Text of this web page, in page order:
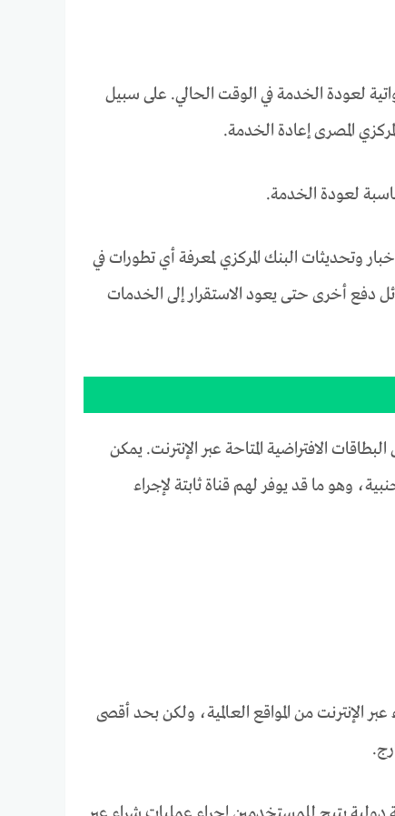
لعودة الخدمة في الوقت الحالي. على سبيل
المصرى إعادة الخدمة.
لعودة الخدمة.
وتحديثات البنك المركزي لمعرفة أي تطورات في
دفع أخرى حتى يعود الاستقرار إلى الخدمات
الافتراضية المتاحة عبر الإنترنت. يمكن
وهو ما قد يوفر لهم قناة ثابتة لإجراء
الإنترنت من المواقع العالمية، ولكن بحد أقصى